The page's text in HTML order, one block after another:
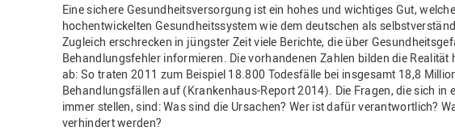
Eine sichere Gesundheitsversorgung ist ein hohes und wichtiges Gut,
hochentwickelten Gesundheitssystem wie dem deutschen als
Zugleich erschrecken in jüngster Zeit viele Berichte, die über
Behandlungsfehler informieren. Die vorhandenen Zahlen bilden die Realität
ab: So traten 2011 zum Beispiel 18.800 Todesfälle bei insgesamt 18,8
Behandlungsfällen auf (Krankenhaus-Report 2014). Die Fragen, die sich in
immer stellen, sind: Was sind die Ursachen? Wer ist dafür verantwortlich?
verhindert werden?